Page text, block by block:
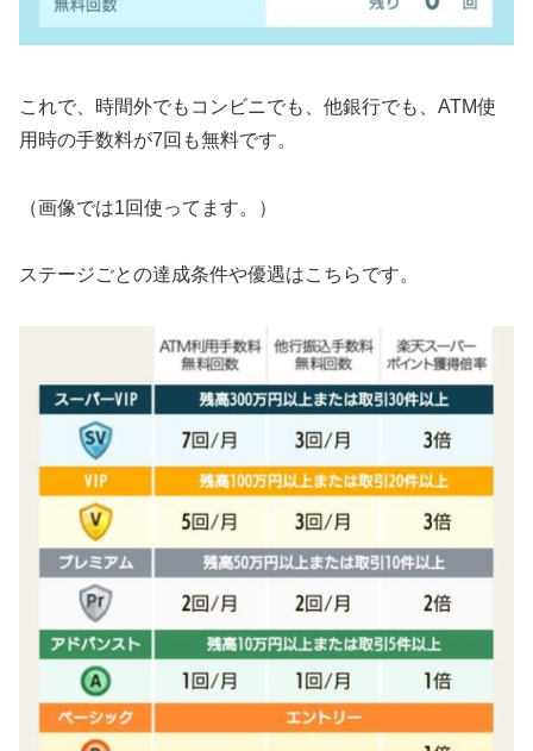
これで、時間外でもコンビニでも、他銀行でも、ATM使
用時の手数料が7回も無料です。
（画像では1回使ってます。）
ステージごとの達成条件や優遇はこちらです。